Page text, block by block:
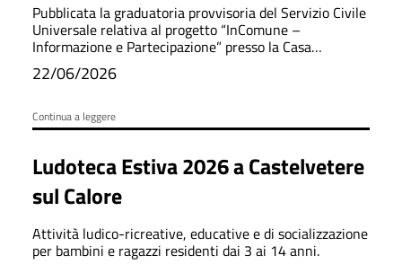
Pubblicata la graduatoria provvisoria del Servizio Civile
Universale relativa al progetto “InComune –
Informazione e Partecipazione” presso la Casa
Comunale.
22/06/2026
Continua a leggere
Ludoteca Estiva 2026 a Castelvetere
sul Calore
Attività ludico-ricreative, educative e di socializzazione
per bambini e ragazzi residenti dai 3 ai 14 anni.